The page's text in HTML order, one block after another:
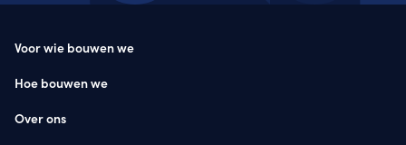
Voor wie bouwen we
Hoe bouwen we
Over ons